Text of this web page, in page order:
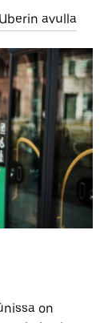
avulla
on